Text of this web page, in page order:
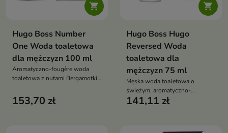

Hugo Boss Number
One Woda toaletowa
dla mężczyzn 100 ml
Aromatyczno-fougère woda
toaletowa z nutami Bergamotki,
idealna na chłodniejsze dni
153,70 zł

Hugo Boss Hugo
Reversed Woda
toaletowa dla
mężczyzn 75 ml
Męska woda toaletowa o
świeżym, aromatyczno-
drzewnym charakterze z
141,11 zł